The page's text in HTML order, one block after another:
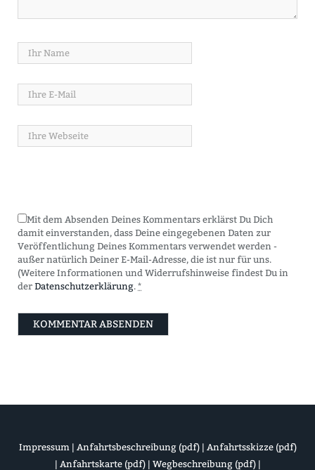
Mit dem Absenden Deines Kommentars erklärst Du Dich
damit einverstanden, dass Deine eingegebenen Daten zur
Veröffentlichung Deines Kommentars verwendet werden -
außer natürlich Deiner E-Mail-Adresse, die ist nur für uns.
(Weitere Informationen und Widerrufshinweise findest Du in
der Datenschutzerklärung. *
Impressum | Anfahrtsbeschreibung (pdf)| Anfahrtsskizze (pdf)
| Anfahrtskarte (pdf)| Wegbeschreibung (pdf)|